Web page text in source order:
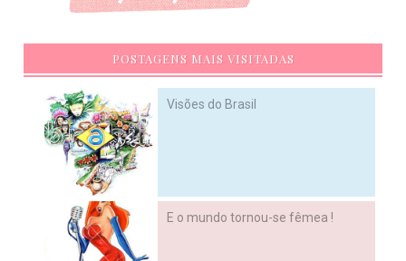
POSTAGENS MAIS VISITADAS
Visões do Brasil
E o mundo tornou-se fêmea !